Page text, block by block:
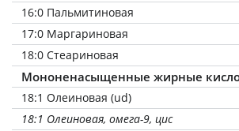
16:0 Пальмитиновая
17:0 Маргариновая
18:0 Стеариновая
Мононенасыщенные жирные
18:1 Олеиновая (ud)
18:1 Олеиновая, омега-9, цис